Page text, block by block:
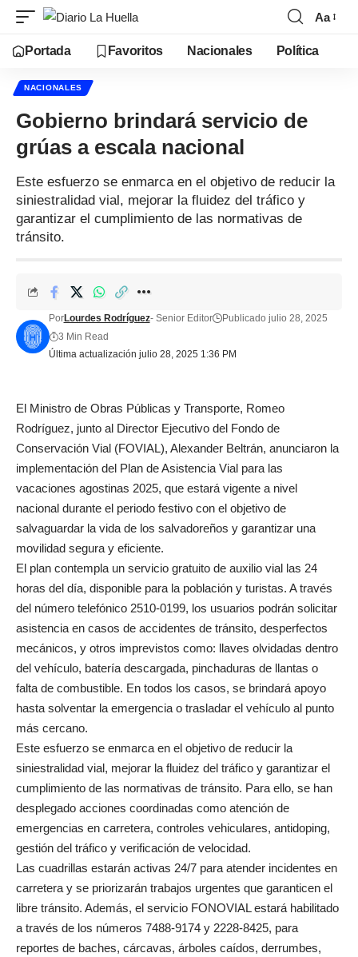
Aa
Portada Favoritos Nacionales Política
NACIONALES
Gobierno brindará servicio de
grúas a escala nacional
Este esfuerzo se enmarca en el objetivo de reducir la
siniestralidad vial, mejorar la fluidez del tráfico y
garantizar el cumplimiento de las normativas de
tránsito.
Última actualización julio 28, 2025 1:36 PM
PorLourdes Rodríguez- Senior Editor
Publicado julio 28, 2025
3 Min Read
El Ministro de Obras Públicas y Transporte, Romeo
Rodríguez, junto al Director Ejecutivo del Fondo de
Conservación Vial (FOVIAL), Alexander Beltrán, anunciaron la
implementación del Plan de Asistencia Vial para las
vacaciones agostinas 2025, que estará vigente a nivel
nacional durante el periodo festivo con el objetivo de
salvaguardar la vida de los salvadoreños y garantizar una
movilidad segura y eficiente.
El plan contempla un servicio gratuito de auxilio vial las 24
horas del día, disponible para la población y turistas. A través
del número telefónico 2510-0199, los usuarios podrán solicitar
asistencia en casos de accidentes de tránsito, desperfectos
mecánicos, y otros imprevistos como: llaves olvidadas dentro
del vehículo, batería descargada, pinchaduras de llantas o
falta de combustible. En todos los casos, se brindará apoyo
hasta solventar la emergencia o trasladar el vehículo al punto
más cercano.
Este esfuerzo se enmarca en el objetivo de reducir la
siniestralidad vial, mejorar la fluidez del tráfico y garantizar el
cumplimiento de las normativas de tránsito. Para ello, se han
desplegado acciones coordinadas como atención de
emergencias en carretera, controles vehiculares, antidoping,
gestión del tráfico y verificación de velocidad.
Las cuadrillas estarán activas 24/7 para atender incidentes en
carretera y se priorizarán trabajos urgentes que garanticen el
libre tránsito. Además, el servicio FONOVIAL estará habilitado
a través de los números 7488-9174 y 2228-8425, para
reportes de baches, cárcavas, árboles caídos, derrumbes,